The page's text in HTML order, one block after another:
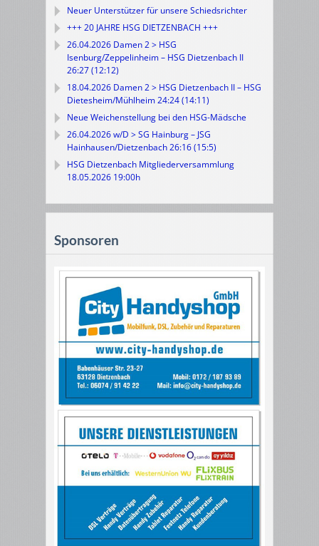
Neuer Unterstützer für unsere Schiedsrichter
+++ 20 JAHRE HSG DIETZENBACH +++
26.04.2026 Damen 2 > HSG
Isenburg/Zeppelinheim – HSG Dietzenbach II
26:27 (12:12)
18.04.2026 Damen 2 > HSG Dietzenbach II – HSG
Dietesheim/Mühlheim 24:24 (14:11)
Neue Weichenstellung bei den HSG-Mädsche
26.04.2026 w/D > SG Hainburg – JSG
Hainhausen/Dietzenbach 26:16 (15:5)
HSG Dietzenbach Mitgliederversammlung
18.05.2026 19:00h
Sponsoren